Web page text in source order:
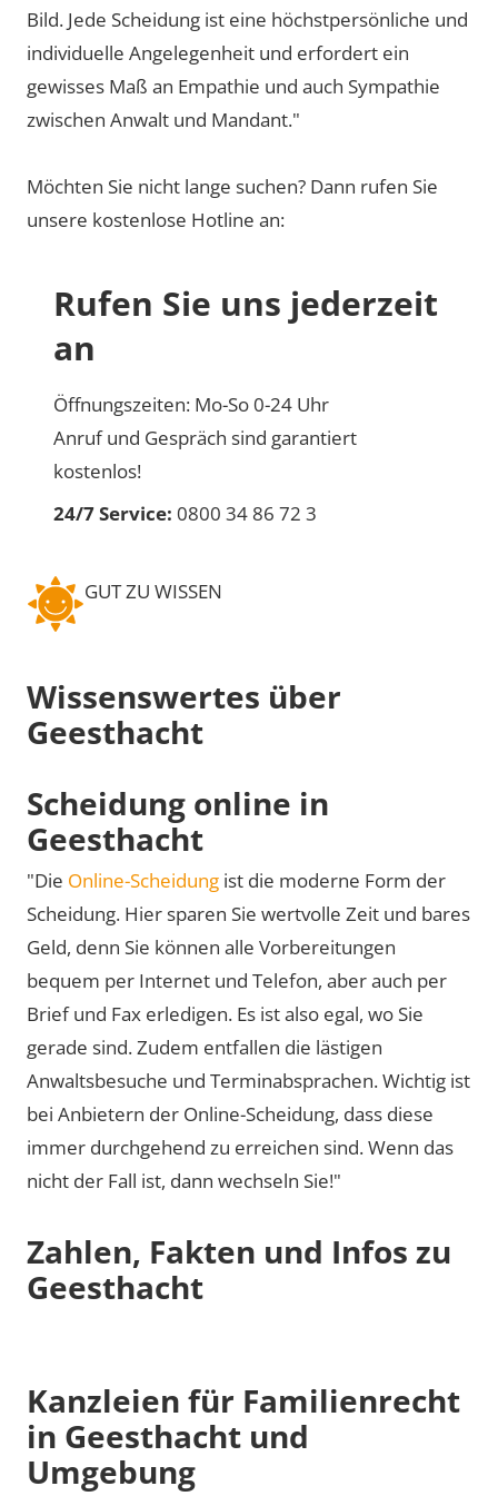
Bild. Jede Scheidung ist eine höchstpersönliche und
individuelle Angelegenheit und erfordert ein
gewisses Maß an Empathie und auch Sympathie
zwischen Anwalt und Mandant."
Möchten Sie nicht lange suchen? Dann rufen Sie
unsere kostenlose Hotline an:
Rufen Sie uns jederzeit
an
Öffnungszeiten: Mo-So 0-24 Uhr
Anruf und Gespräch sind garantiert
kostenlos!
24/7 Service: 0800 34 86 72 3
GUT ZU WISSEN
Wissenswertes über
Geesthacht
Scheidung online in
Geesthacht
"Die Online-Scheidung ist die moderne Form der
Scheidung. Hier sparen Sie wertvolle Zeit und bares
Geld, denn Sie können alle Vorbereitungen
bequem per Internet und Telefon, aber auch per
Brief und Fax erledigen. Es ist also egal, wo Sie
gerade sind. Zudem entfallen die lästigen
Anwaltsbesuche und Terminabsprachen. Wichtig ist
bei Anbietern der Online-Scheidung, dass diese
immer durchgehend zu erreichen sind. Wenn das
nicht der Fall ist, dann wechseln Sie!"
Zahlen, Fakten und Infos zu
Geesthacht
Kanzleien für Familienrecht
in Geesthacht und
Umgebung